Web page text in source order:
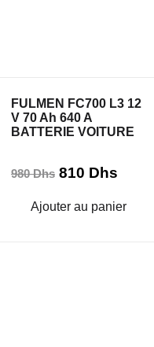
FULMEN FC700 L3 12
V 70 Ah 640 A
BATTERIE VOITURE
980Dhs Le
initial
810 Dhs
actuel
Ajouter au panier